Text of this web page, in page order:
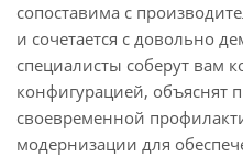
сопоставима с
и сочетается с довольно
специалисты соберут вам
конфигурацией, объяснят
своевременной
модернизации для